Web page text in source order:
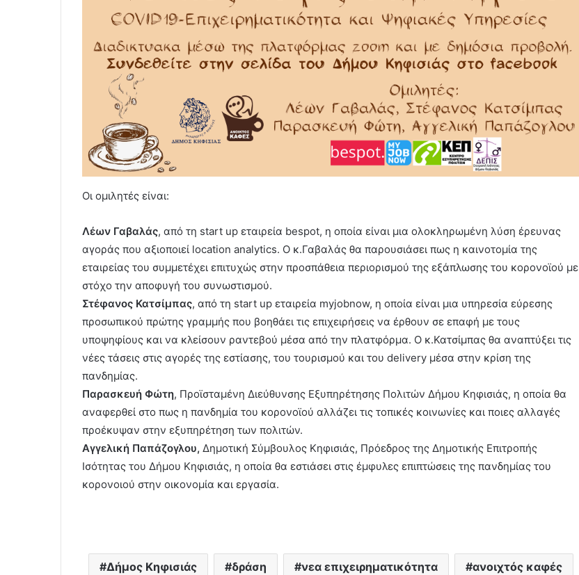
Οι ομιλητές είναι:
Λέων Γαβαλάς, από τη start up εταιρεία bespot, η οποία είναι μια ολοκληρωμένη λύση έρευνας
αγοράς που αξιοποιεί location analytics. Ο κ.Γαβαλάς θα παρουσιάσει πως η καινοτομία της
εταιρείας του συμμετέχει επιτυχώς στην προσπάθεια περιορισμού της εξάπλωσης του κορονοϊού με
στόχο την αποφυγή του συνωστισμού.
Στέφανος Κατσίμπας, από τη start up εταιρεία myjobnow, η οποία είναι μια υπηρεσία εύρεσης
προσωπικού πρώτης γραμμής που βοηθάει τις επιχειρήσεις να έρθουν σε επαφή με τους
υποψηφίους και να κλείσουν ραντεβού μέσα από την πλατφόρμα. Ο κ.Κατσίμπας θα αναπτύξει τις
νέες τάσεις στις αγορές της εστίασης, του τουρισμού και του delivery μέσα στην κρίση της
πανδημίας.
Παρασκευή Φώτη, Προϊσταμένη Διεύθυνσης Εξυπηρέτησης Πολιτών Δήμου Κηφισιάς, η οποία θα
αναφερθεί στο πως η πανδημία του κορονοϊού αλλάζει τις τοπικές κοινωνίες και ποιες αλλαγές
προέκυψαν στην εξυπηρέτηση των πολιτών.
Αγγελική Παπάζογλου, Δημοτική Σύμβουλος Κηφισιάς, Πρόεδρος της Δημοτικής Επιτροπής
Ισότητας του Δήμου Κηφισιάς, η οποία θα εστιάσει στις έμφυλες επιπτώσεις της πανδημίας του
κορονοιού στην οικονομία και εργασία.
Δήμος Κηφισιάς δράση νεα επιχειρηματικότητα ανοιχτός καφές